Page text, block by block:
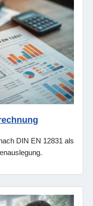
DIN EN 12831 als